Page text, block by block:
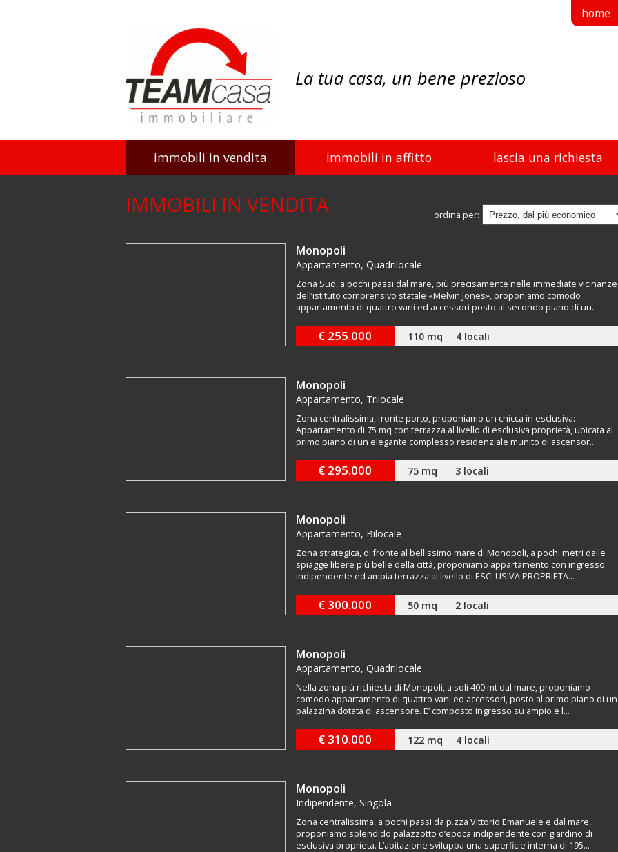
home
La tua casa, un bene prezioso
immobili in vendita immobili in affitto lascia una richiesta
IMMOBILI IN VENDITA ordina per:
Monopoli
Appartamento, Quadrilocale
Zona Sud, a pochi passi dal mare, più precisamente nelle immediate vicinanze
dell’istituto comprensivo statale «Melvin Jones», proponiamo comodo
appartamento di quattro vani ed accessori posto al secondo piano di un...
€ 255.000 110 mq 4 locali
Monopoli
Appartamento, Trilocale
Zona centralissima, fronte porto, proponiamo un chicca in esclusiva:
Appartamento di 75 mq con terrazza al livello di esclusiva proprietà, ubicata al
primo piano di un elegante complesso residenziale munito di ascensor...
€ 295.000 75 mq 3 locali
Monopoli
Appartamento, Bilocale
Zona strategica, di fronte al bellissimo mare di Monopoli, a pochi metri dalle
spiagge libere più belle della città, proponiamo appartamento con ingresso
indipendente ed ampia terrazza al livello di ESCLUSIVA PROPRIETA...
€ 300.000 50 mq 2 locali
Monopoli
Appartamento, Quadrilocale
Nella zona più richiesta di Monopoli, a soli 400 mt dal mare, proponiamo
comodo appartamento di quattro vani ed accessori, posto al primo piano di
palazzina dotata di ascensore. E’ composto ingresso su ampio e l...
€ 310.000 122 mq 4 locali
Monopoli
Indipendente, Singola
Zona centralissima, a pochi passi da p.zza Vittorio Emanuele e dal mare,
proponiamo splendido palazzotto d’epoca indipendente con giardino di
esclusiva proprietà. L’abitazione sviluppa una superficie interna di 195...